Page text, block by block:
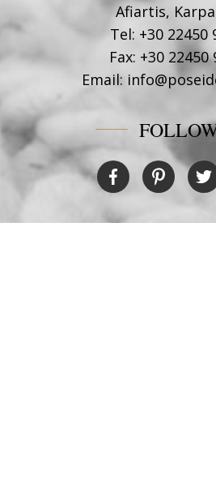
Afiartis,
Tel: +30 22450
Fax: +30 22450
Email: